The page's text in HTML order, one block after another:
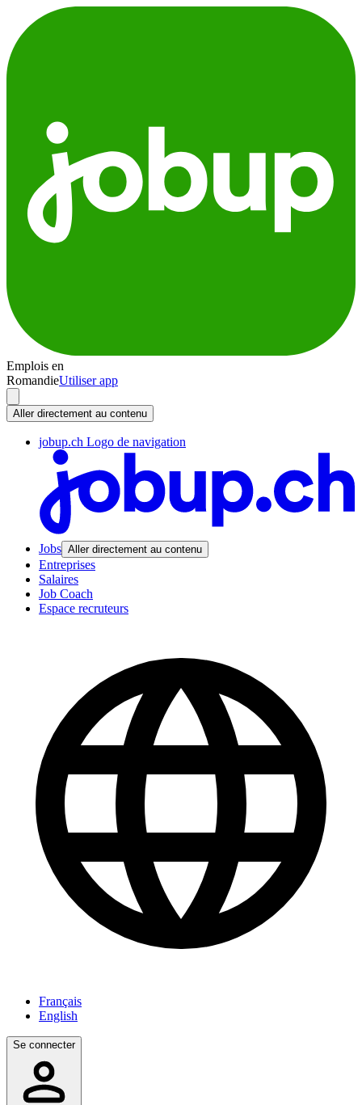
Emplois en
RomandieUtiliser app
Aller directement au contenu
jobup.ch Logo de navigation
Jobs Aller directement au contenu
Entreprises
Salaires
Job Coach
Espace recruteurs
Français
English
Se connecter